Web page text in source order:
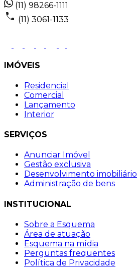
(11) 98266-1111
(11) 3061-1133
IMÓVEIS
Residencial
Comercial
Lançamento
Interior
SERVIÇOS
Anunciar Imóvel
Gestão exclusiva
Desenvolvimento imobiliário
Administração de bens
INSTITUCIONAL
Sobre a Esquema
Área de atuação
Esquema na mídia
Perguntas frequentes
Política de Privacidade